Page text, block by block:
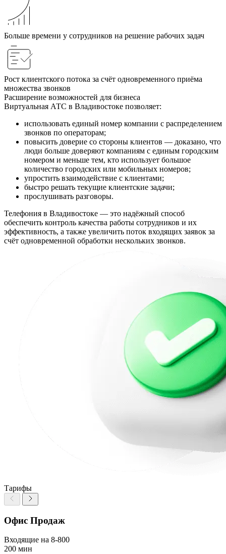
Больше времени у сотрудников на решение рабочих задач
Рост клиентского потока за счёт одновременного приёма
множества звонков
Расширение возможностей для бизнеса
Виртуальная АТС в Владивостоке позволяет:
использовать единый номер компании с распределением
звонков по операторам;
повысить доверие со стороны клиентов — доказано, что
люди больше доверяют компаниям с единым городским
номером и меньше тем, кто использует большое
количество городских или мобильных номеров;
упростить взаимодействие с клиентами;
быстро решать текущие клиентские задачи;
прослушивать разговоры.
Телефония в Владивостоке — это надёжный способ
обеспечить контроль качества работы сотрудников и их
эффективность, а также увеличить поток входящих заявок за
счёт одновременной обработки нескольких звонков.
Тарифы
Офис Продаж
Входящие на 8-800
200 мин